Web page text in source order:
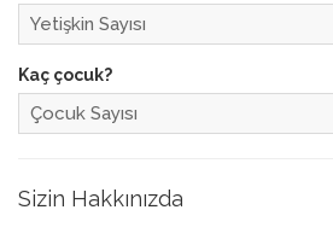
Kaç çocuk?
Sizin Hakkınızda